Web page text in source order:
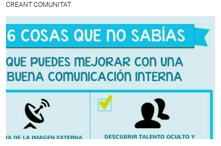
CREANT COMUNITAT